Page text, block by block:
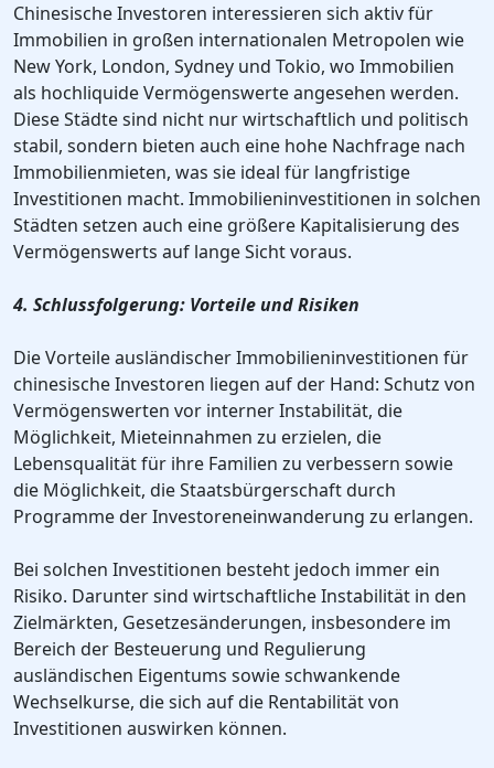
Chinesische Investoren interessieren sich aktiv für
Immobilien in großen internationalen Metropolen wie
New York, London, Sydney und Tokio, wo Immobilien
als hochliquide Vermögenswerte angesehen werden.
Diese Städte sind nicht nur wirtschaftlich und politisch
stabil, sondern bieten auch eine hohe Nachfrage nach
Immobilienmieten, was sie ideal für langfristige
Investitionen macht. Immobilieninvestitionen in solchen
Städten setzen auch eine größere Kapitalisierung des
Vermögenswerts auf lange Sicht voraus.
4. Schlussfolgerung: Vorteile und Risiken
Die Vorteile ausländischer Immobilieninvestitionen für
chinesische Investoren liegen auf der Hand: Schutz von
Vermögenswerten vor interner Instabilität, die
Möglichkeit, Mieteinnahmen zu erzielen, die
Lebensqualität für ihre Familien zu verbessern sowie
die Möglichkeit, die Staatsbürgerschaft durch
Programme der Investoreneinwanderung zu erlangen.
Bei solchen Investitionen besteht jedoch immer ein
Risiko. Darunter sind wirtschaftliche Instabilität in den
Zielmärkten, Gesetzesänderungen, insbesondere im
Bereich der Besteuerung und Regulierung
ausländischen Eigentums sowie schwankende
Wechselkurse, die sich auf die Rentabilität von
Investitionen auswirken können.